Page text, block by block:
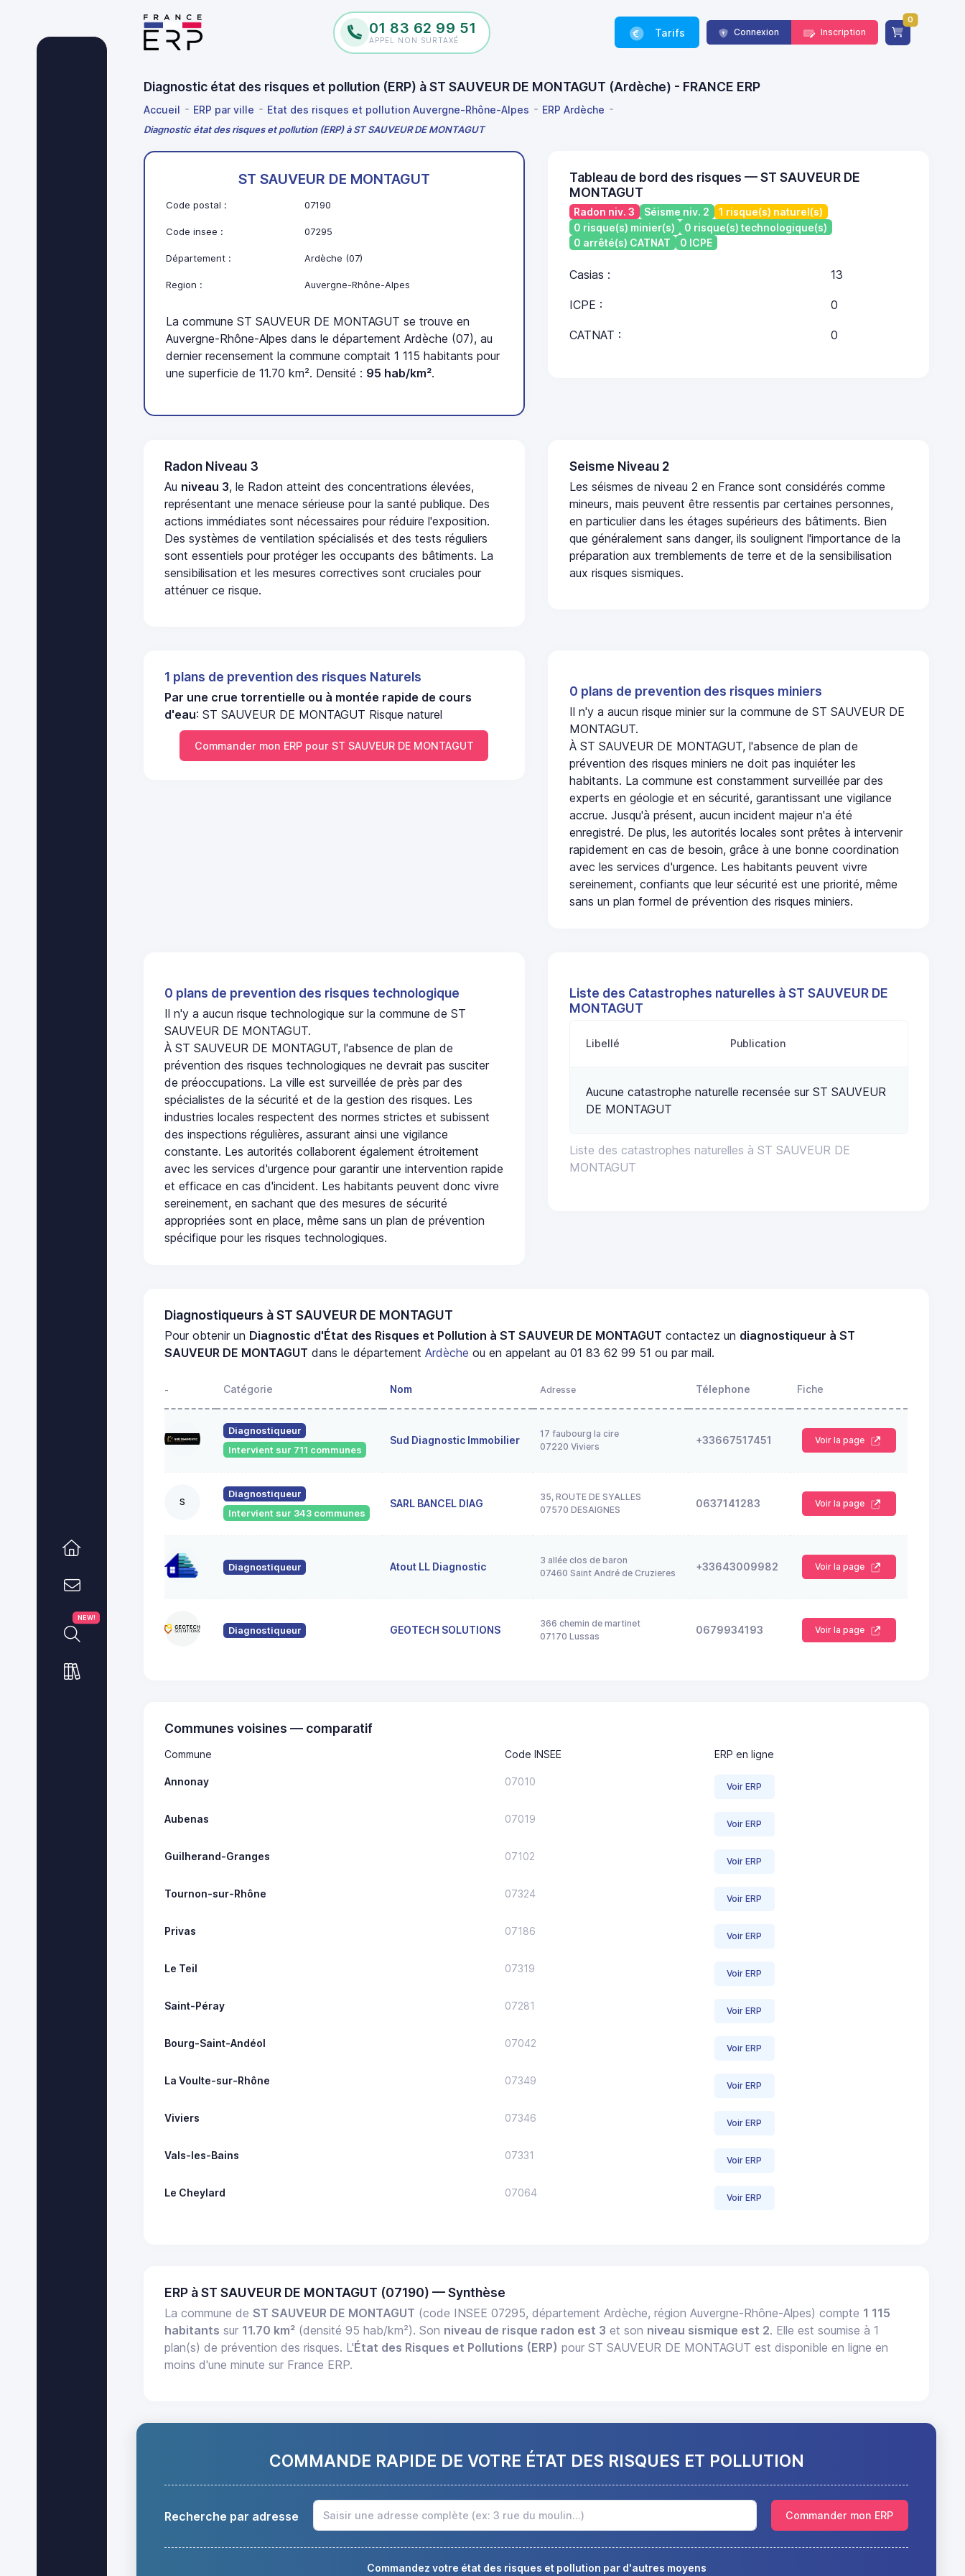
01 83 62 99 51
APPEL NON SURTAXÉ
Tarifs Connexion Inscription
0
Diagnostic état des risques et pollution (ERP) à ST SAUVEUR DE MONTAGUT (Ardèche) - FRANCE ERP
Accueil ERP par ville Etat des risques et pollution Auvergne-Rhône-Alpes ERP Ardèche
Diagnostic état des risques et pollution (ERP) à ST SAUVEUR DE MONTAGUT
NEW!
ST SAUVEUR DE MONTAGUT
Code postal : 07190
Code insee : 07295
Département : Ardèche (07)
Region : Auvergne-Rhône-Alpes
La commune ST SAUVEUR DE MONTAGUT se trouve en
Auvergne-Rhône-Alpes dans le département Ardèche (07), au
dernier recensement la commune comptait 1 115 habitants pour
une superficie de 11.70 km². Densité : 95 hab/km².
Tableau de bord des risques — ST SAUVEUR DE
MONTAGUT
Radon niv. 3 Séisme niv. 2
1 risque(s) naturel(s)
0 risque(s) minier(s)
0 risque(s) technologique(s)
0 arrêté(s) CATNAT
0 ICPE
Casias : 13
ICPE : 0
CATNAT : 0
Radon Niveau 3
Au niveau 3, le Radon atteint des concentrations élevées,
représentant une menace sérieuse pour la santé publique. Des
actions immédiates sont nécessaires pour réduire l'exposition.
Des systèmes de ventilation spécialisés et des tests réguliers
sont essentiels pour protéger les occupants des bâtiments. La
sensibilisation et les mesures correctives sont cruciales pour
atténuer ce risque.
Seisme Niveau 2
Les séismes de niveau 2 en France sont considérés comme
mineurs, mais peuvent être ressentis par certaines personnes,
en particulier dans les étages supérieurs des bâtiments. Bien
que généralement sans danger, ils soulignent l'importance de la
préparation aux tremblements de terre et de la sensibilisation
aux risques sismiques.
1 plans de prevention des risques Naturels
Par une crue torrentielle ou à montée rapide de cours
d'eau: ST SAUVEUR DE MONTAGUT Risque naturel
Commander mon ERP pour ST SAUVEUR DE MONTAGUT
0 plans de prevention des risques miniers
Il n'y a aucun risque minier sur la commune de ST SAUVEUR DE
MONTAGUT.
À ST SAUVEUR DE MONTAGUT, l'absence de plan de
prévention des risques miniers ne doit pas inquiéter les
habitants. La commune est constamment surveillée par des
experts en géologie et en sécurité, garantissant une vigilance
accrue. Jusqu'à présent, aucun incident majeur n'a été
enregistré. De plus, les autorités locales sont prêtes à intervenir
rapidement en cas de besoin, grâce à une bonne coordination
avec les services d'urgence. Les habitants peuvent vivre
sereinement, confiants que leur sécurité est une priorité, même
sans un plan formel de prévention des risques miniers.
0 plans de prevention des risques technologique
Il n'y a aucun risque technologique sur la commune de ST
SAUVEUR DE MONTAGUT.
À ST SAUVEUR DE MONTAGUT, l'absence de plan de
prévention des risques technologiques ne devrait pas susciter
de préoccupations. La ville est surveillée de près par des
spécialistes de la sécurité et de la gestion des risques. Les
industries locales respectent des normes strictes et subissent
des inspections régulières, assurant ainsi une vigilance
constante. Les autorités collaborent également étroitement
avec les services d'urgence pour garantir une intervention rapide
et efficace en cas d'incident. Les habitants peuvent donc vivre
sereinement, en sachant que des mesures de sécurité
appropriées sont en place, même sans un plan de prévention
spécifique pour les risques technologiques.
Liste des Catastrophes naturelles à ST SAUVEUR DE
MONTAGUT
Liste des catastrophes naturelles à ST SAUVEUR DE
MONTAGUT
Libellé Publication
Aucune catastrophe naturelle recensée sur ST SAUVEUR
DE MONTAGUT
Diagnostiqueurs à ST SAUVEUR DE MONTAGUT
Pour obtenir un Diagnostic d'État des Risques et Pollution à ST SAUVEUR DE MONTAGUT contactez un diagnostiqueur à ST
SAUVEUR DE MONTAGUT dans le départementArdèche ou en appelant au 01 83 62 99 51 ou par mail.
- Catégorie Nom Adresse Télephone Fiche
Diagnostiqueur
Intervient sur 711 communes
Sud Diagnostic Immobilier
17 faubourg la cire
07220 Viviers
+33667517451 Voir la page
S
Diagnostiqueur
Intervient sur 343 communes
SARL BANCEL DIAG
35, ROUTE DE SYALLES
07570 DESAIGNES
0637141283 Voir la page
Diagnostiqueur Atout LL Diagnostic
3 allée clos de baron
07460 Saint André de Cruzieres
+33643009982 Voir la page
Diagnostiqueur GEOTECH SOLUTIONS
366 chemin de martinet
07170 Lussas
0679934193 Voir la page
Communes voisines — comparatif
Commune Code INSEE ERP en ligne
Annonay 07010 Voir ERP
Aubenas 07019 Voir ERP
Guilherand-Granges 07102 Voir ERP
Tournon-sur-Rhône 07324 Voir ERP
Privas 07186 Voir ERP
Le Teil 07319 Voir ERP
Saint-Péray 07281 Voir ERP
Bourg-Saint-Andéol 07042 Voir ERP
La Voulte-sur-Rhône 07349 Voir ERP
Viviers 07346 Voir ERP
Vals-les-Bains 07331 Voir ERP
Le Cheylard 07064 Voir ERP
ERP à ST SAUVEUR DE MONTAGUT (07190) — Synthèse
La commune deST SAUVEUR DE MONTAGUT (code INSEE 07295, département Ardèche, région Auvergne-Rhône-Alpes) compte 1 115
habitants sur 11.70 km² (densité 95 hab/km²). Son niveau de risque radon est 3 et son niveau sismique est 2. Elle est soumise à 1
plan(s) de prévention des risques. L'État des Risques et Pollutions (ERP) pour ST SAUVEUR DE MONTAGUT est disponible en ligne en
moins d'une minute sur France ERP.
COMMANDE RAPIDE DE VOTRE ÉTAT DES RISQUES ET POLLUTION
Recherche par adresse Commander mon ERP
Commandez votre état des risques et pollution par d'autres moyens